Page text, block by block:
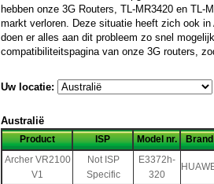
hebben onze 3G Routers, TL-MR3420 en
markt verloren. Deze situatie heeft zich ook
doen er alles aan dit probleem zo snel
compatibiliteitspagina van onze 3G routers,
Uw locatie:
Australië
Product ISP Model nr. Brand
Archer VR2100
V1
Not ISP
Specific
E3372h-
320